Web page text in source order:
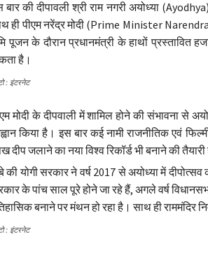
बार की दीपावली श्री राम नगरी अयोध्या
ही पीएम नरेंद्र मोदी (Prime Minister
पूजन के दौरान प्रधानमंत्री के हाथों प्रस्तावित
है।
: इंटरनेट
मोदी के दीपवाली में शामिल होने की संभावना से
किया है। इस बार कई नामी राजनीतिक एवं
दीप जलाने का नया विश्व रिकॉर्ड भी बनाने की
की योगी सरकार ने वर्ष 2017 से अयोध्या में
के पांच साल पूरे होने जा रहे हैं, अगले वर्ष
बनाने पर मंथन हो रहा है। साथ ही राममंदिर
: इंटरनेट